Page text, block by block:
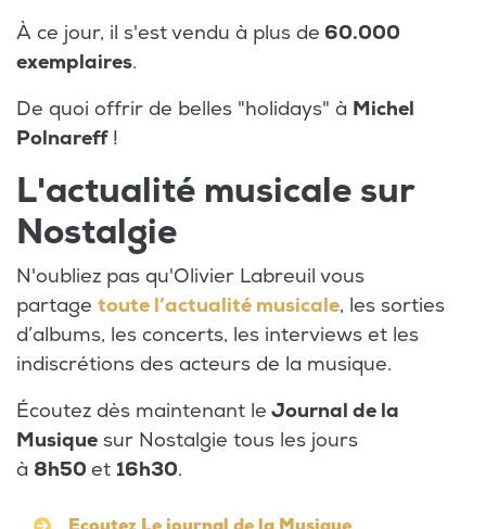
À ce jour, il s'est vendu à plus de 60.000
exemplaires.
De quoi offrir de belles "holidays" à Michel
Polnareff!
L'actualité musicale sur
Nostalgie
N'oubliez pas qu'Olivier Labreuil vous
partage toute l’actualité musicale, les sorties
d’albums, les concerts, les interviews et les
indiscrétions des acteurs de la musique.
Écoutez dès maintenant le Journal de la
Musique sur Nostalgie tous les jours
à 8h50 et 16h30.